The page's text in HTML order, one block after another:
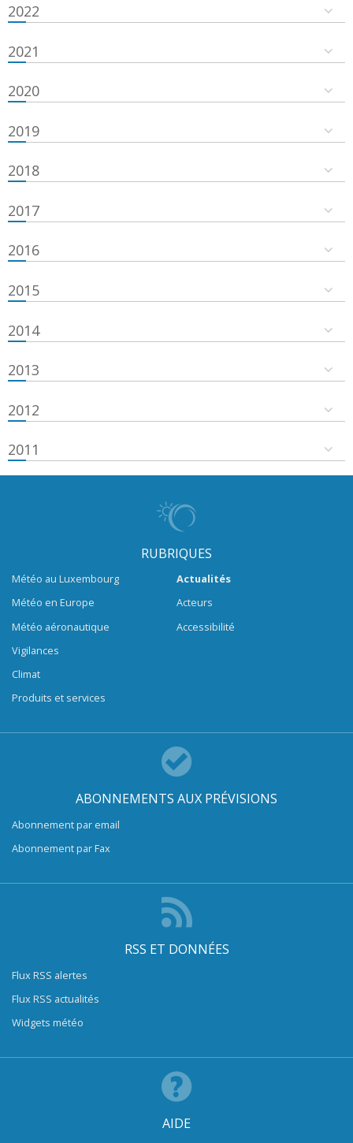
2022
2021
2020
2019
2018
2017
2016
2015
2014
2013
2012
2011
RUBRIQUES
Météo au Luxembourg
Météo en Europe
Météo aéronautique
Vigilances
Climat
Produits et services
Actualités
Acteurs
Accessibilité
ABONNEMENTS AUX PRÉVISIONS
Abonnement par email
Abonnement par Fax
RSS ET DONNÉES
Flux RSS alertes
Flux RSS actualités
Widgets météo
AIDE